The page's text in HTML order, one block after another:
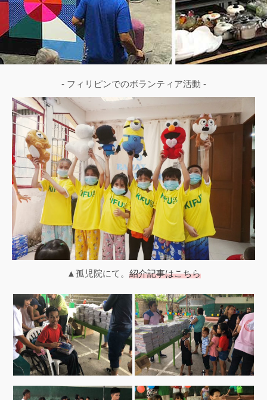
- フィリピンでのボランティア活動 -
▲孤児院にて。 紹介記事はこちら